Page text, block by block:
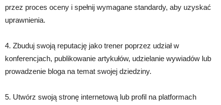
przez proces oceny i spełnij wymagane standardy, aby uzyskać
uprawnienia.
4. Zbuduj swoją reputację jako trener poprzez udział w
konferencjach, publikowanie artykułów, udzielanie wywiadów lub
prowadzenie bloga na temat swojej dziedziny.
5. Utwórz swoją stronę internetową lub profil na platformach